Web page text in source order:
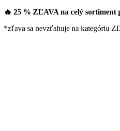
🔥 25 % ZĽAVA na celý sortiment
*zľava sa nevzťahuje na kategóriu